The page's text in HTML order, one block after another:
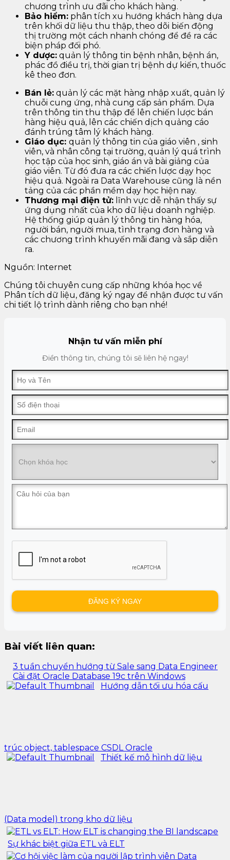
chương trình ưu đãi cho khách hàng.
Bảo hiểm: phân tích xu hướng khách hàng dựa
trên khối dữ liệu thu thập, theo dõi biến động
thị trường một cách nhanh chóng để đề ra các
biện pháp đối phó.
Y dược: quản lý thông tin bệnh nhân, bệnh án,
phác đồ điều trị, thời gian trị bệnh dự kiến, thuốc
kê theo đơn.
Bán lẻ: quản lý các mặt hàng nhập xuất, quản lý
chuỗi cung ứng, nhà cung cấp sản phẩm. Dựa
trên thông tin thu thập để lên chiến lược bán
hàng hiệu quả, lên các chiến dịch quảng cáo
đánh trúng tâm lý khách hàng.
Giáo dục: quản lý thông tin của giáo viên , sinh
viên, và nhân công tại trường, quản lý quá trình
học tập của học sinh, giáo án và bài giảng của
giáo viên. Từ đó đưa ra các chiến lược dạy học
hiệu quả. Ngoài ra Data Warehouse cũng là nền
tảng của các phần mềm dạy học hiện nay.
Thương mại điện tử: lĩnh vực dễ nhận thấy sự
ứng dụng nhất của kho dữ liệu doanh nghiệp.
Hệ thống giúp quản lý thông tin hàng hóa,
người bán, người mua, tình trạng đơn hàng và
các chương trình khuyến mãi đang và sắp diễn
ra.
Nguồn: Internet
Chúng tôi chuyên cung cấp những khóa học về
Phân tích dữ liệu, đăng ký ngay để nhận được tư vấn
chi tiết lộ trình dành riêng cho bạn nhé!
Nhận tư vấn miễn phí
Điền thông tin, chúng tôi sẽ liên hệ ngay!
Bài viết liên quan:
3 tuần chuyển hướng từ Sale sang Data Engineer
Cài đặt Oracle Database 19c trên Windows
Hướng dẫn tối ưu hóa cấu
trúc object, tablespace CSDL Oracle
Thiết kế mô hình dữ liệu
(Data model) trong kho dữ liệu
Sự khác biệt giữa ETL và ELT